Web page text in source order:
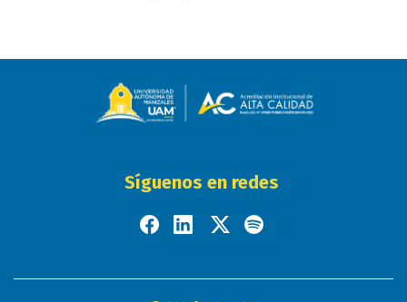
Síguenos en redes